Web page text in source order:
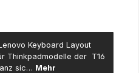
Keyboard Layout
Thinkpadmodelle der T16
sic… Mehr